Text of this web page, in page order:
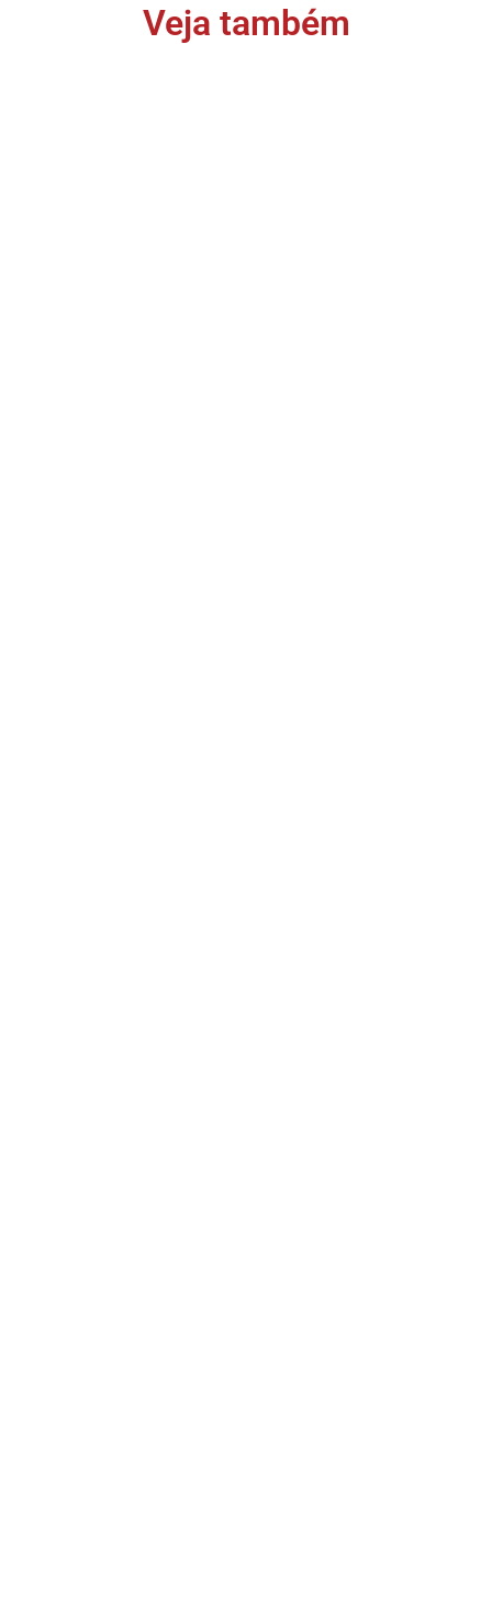
Veja também